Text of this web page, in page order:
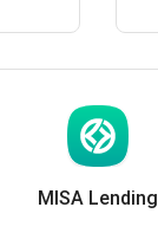
MISA Lending